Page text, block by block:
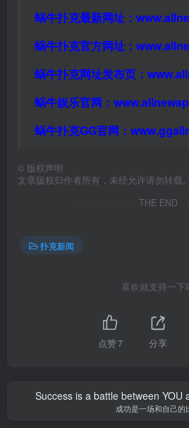
蜗牛扑克最新网址：
蜗牛扑克官方网址：
蜗牛扑克网址发布页：
蜗牛娱乐官网：
蜗牛扑克GG官网：
© 版权声明
文章版权归作者所有，未经允许请勿转载。
THE END
扑克新闻
喜欢就支持一下
点赞7 分享
Success is a battle between YOU
成功是一场和自己的